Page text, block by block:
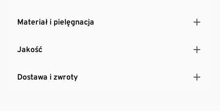
Materiał i pielęgnacja
Jakość
Dostawa i zwroty